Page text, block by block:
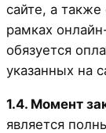
сайте, а также
рамках
обязуется
указанных на
1.4. Момент
является